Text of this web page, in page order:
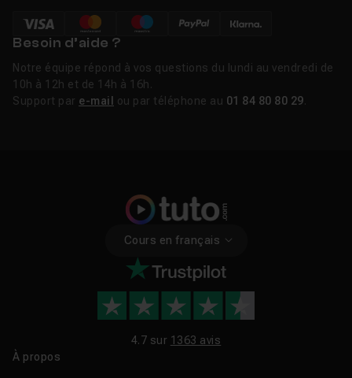
Besoin d’aide ?
Notre équipe répond à vos questions du lundi au vendredi de
10h à 12h et de 14h à 16h.
Support par e-mail ou par téléphone au 01 84 80 80 29
Cours en français
4.7 sur 1363 avis
À propos